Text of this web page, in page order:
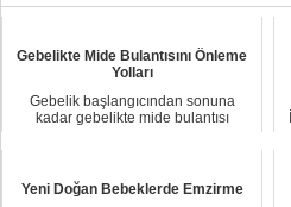
Gebelikte Mide Bulantısını Önleme
Yolları
Gebelik başlangıcından sonuna
kadar gebelikte mide bulantısı
Yeni Doğan Bebeklerde Emzirme